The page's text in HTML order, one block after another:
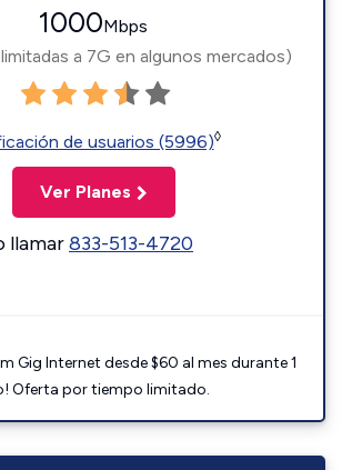
1000Mbps
a 7G en algunos mercados)
de usuarios (5996)◊
Ver Planes
llamar833-513-4720
Gig Internet desde $60 al mes durante 1
Oferta por tiempo limitado.